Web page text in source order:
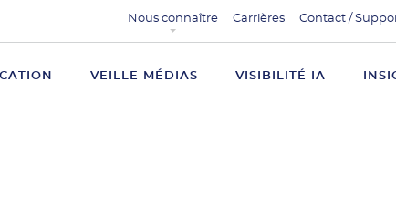
Nous connaître Carrières Contact /
VEILLE MÉDIAS VISIBILITÉ IA